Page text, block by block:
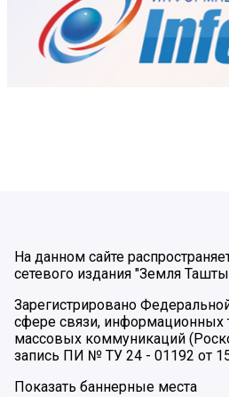
На данном сайте
сетевого издания "Земля
Зарегистрировано
сфере связи, информационных
массовых коммуникаций
запись ПИ № ТУ 24 - 01192 от
Показать баннерные места